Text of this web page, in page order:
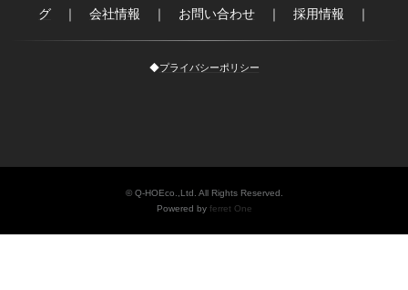
グ ｜ 会社情報 ｜ お問い合わせ ｜ 採用情報 ｜
◆プライバシーポリシー
© Q-HOEco.,Ltd. All Rights Reserved.
Powered by ferret One